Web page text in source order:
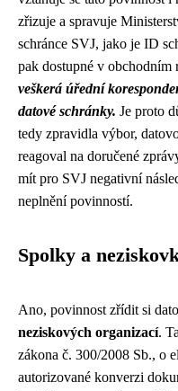
zřizuje a spravuje
schránce SVJ, jako je ID
pak dostupné v obchodním
veškerá úřední
datové schránky. Je proto
tedy zpravidla výbor,
reagoval na doručené
mít pro SVJ negativní
neplnění povinností.
Spolky a
Ano, povinnost zřídit si
neziskových organizací.
zákona č. 300/2008 Sb., o
autorizované konverzi